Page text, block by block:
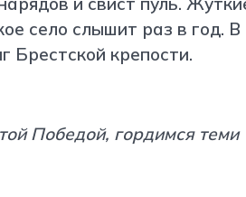
и свист пуль. Жуткие
село слышит раз в год. В
крепости.
Победой, гордимся теми